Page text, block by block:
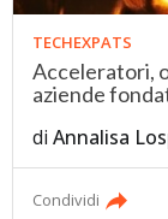
TECHEXPATS
Acceleratori,
aziende
diAnnalisa
Condividi